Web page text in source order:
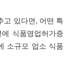
고 있다면 , 어떤 특
에 식품영업허가증
소규모 업소 식품